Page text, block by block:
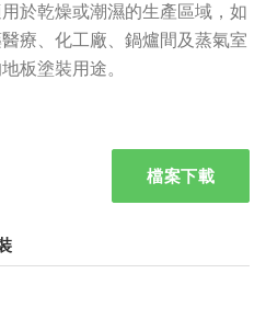
於乾燥或潮濕的生產區域，如
療、化工廠、鍋爐間及蒸氣室
板塗裝用途。
檔案下載